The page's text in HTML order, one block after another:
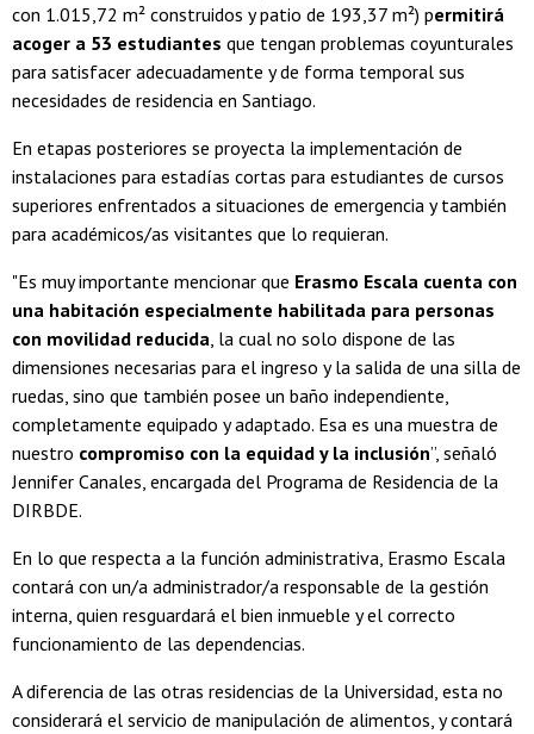
con 1.015,72 m² construidos y patio de 193,37 m²) permitirá
acoger a 53 estudiantes que tengan problemas coyunturales
para satisfacer adecuadamente y de forma temporal sus
necesidades de residencia en Santiago.
En etapas posteriores se proyecta la implementación de
instalaciones para estadías cortas para estudiantes de cursos
superiores enfrentados a situaciones de emergencia y también
para académicos/as visitantes que lo requieran.
"Es muy importante mencionar que Erasmo Escala cuenta con
una habitación especialmente habilitada para personas
con movilidad reducida , la cual no solo dispone de las
dimensiones necesarias para el ingreso y la salida de una silla de
ruedas, sino que también posee un baño independiente,
completamente equipado y adaptado. Esa es una muestra de
nuestro compromiso con la equidad y la inclusión”, señaló
Jennifer Canales, encargada del Programa de Residencia de la
DIRBDE.
En lo que respecta a la función administrativa, Erasmo Escala
contará con un/a administrador/a responsable de la gestión
interna, quien resguardará el bien inmueble y el correcto
funcionamiento de las dependencias.
A diferencia de las otras residencias de la Universidad, esta no
considerará el servicio de manipulación de alimentos, y contará